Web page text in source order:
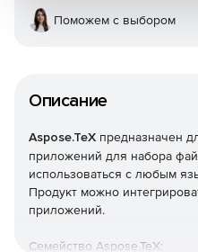
Описание
Aspose.TeX предназначен
приложений для набора
использоваться с любым
Продукт можно
приложений.
Семейство Aspose.TeX:
Поможем с выбором